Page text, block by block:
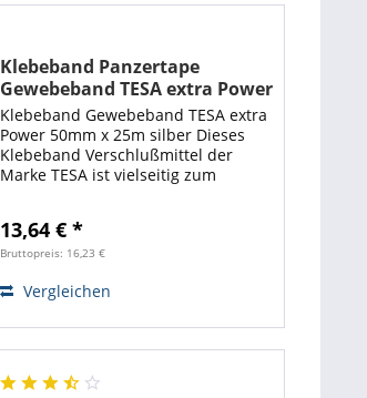
Klebeband Panzertape
Gewebeband TESA extra Power
50mm x 25m silber
Klebeband Gewebeband TESA extra
Power 50mm x 25m silber Dieses
Klebeband Verschlußmittel der
Marke TESA ist vielseitig zum
Aufgrund seiner extremen
Klebewirkung und hoher...
13,64 € *
Bruttopreis: 16,23 €
Vergleichen